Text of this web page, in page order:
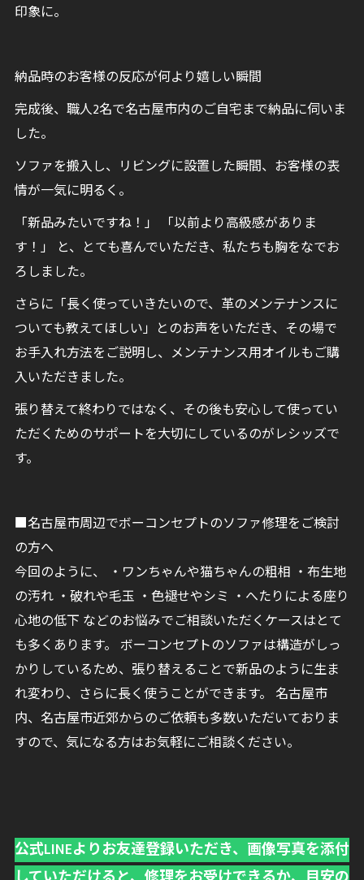
印象に。
納品時のお客様の反応が何より嬉しい瞬間
完成後、職人2名で名古屋市内のご自宅まで納品に伺いま
した。
ソファを搬入し、リビングに設置した瞬間、お客様の表
情が一気に明るく。
「新品みたいですね！」 「以前より高級感がありま
す！」 と、とても喜んでいただき、私たちも胸をなでお
ろしました。
さらに「長く使っていきたいので、革のメンテナンスに
ついても教えてほしい」とのお声をいただき、その場で
お手入れ方法をご説明し、メンテナンス用オイルもご購
入いただきました。
張り替えて終わりではなく、その後も安心して使ってい
ただくためのサポートを大切にしているのがレシッズで
す。
■名古屋市周辺でボーコンセプトのソファ修理をご検討
の方へ
今回のように、 ・ワンちゃんや猫ちゃんの粗相 ・布生地
の汚れ ・破れや毛玉 ・色褪せやシミ ・へたりによる座り
心地の低下 などのお悩みでご相談いただくケースはとて
も多くあります。 ボーコンセプトのソファは構造がしっ
かりしているため、張り替えることで新品のように生ま
れ変わり、さらに長く使うことができます。 名古屋市
内、名古屋市近郊からのご依頼も多数いただいておりま
すので、気になる方はお気軽にご相談ください。
公式LINEよりお友達登録いただき、画像写真を添付